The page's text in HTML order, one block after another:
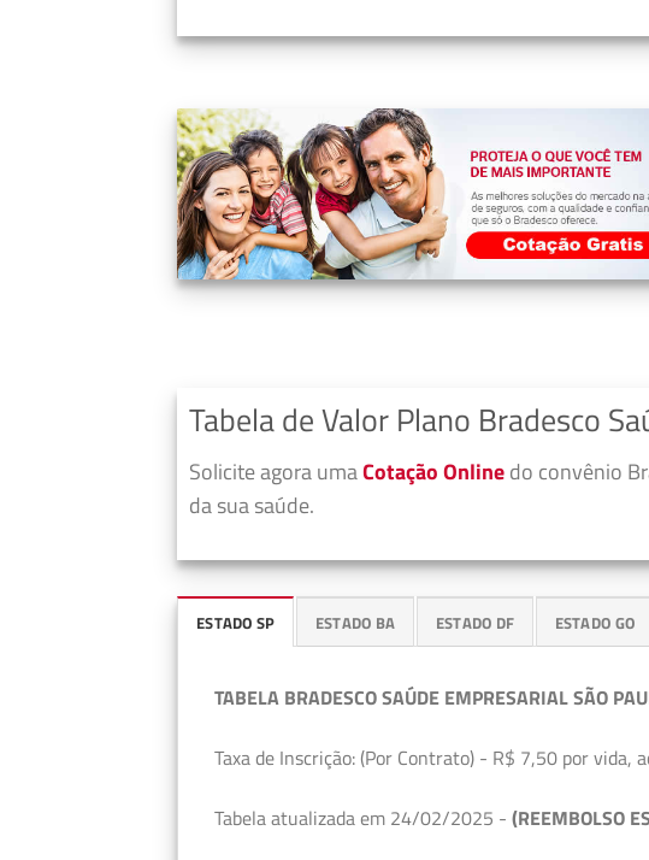
Tabela de Valor Plano Bradesco
Solicite agora umaCotação Onlinedo convênio
da sua saúde.
ESTADO SP ESTADO BA ESTADO DF ESTADO GO
TABELA BRADESCO SAÚDE EMPRESARIAL SÃO
Taxa de Inscrição: (Por Contrato) - R$ 7,50 por vida,
Tabela atualizada em 24/02/2025 - (REEMBOLSO